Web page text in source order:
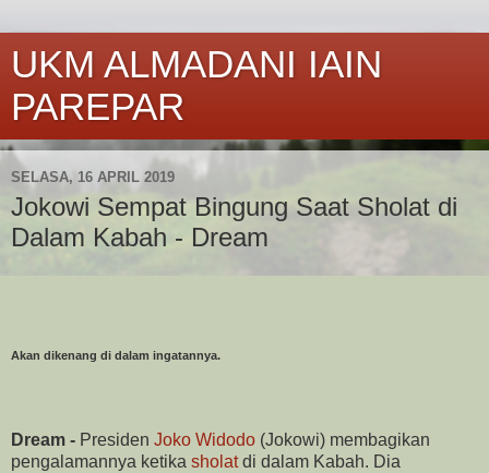
UKM ALMADANI IAIN
PAREPAR
SELASA, 16 APRIL 2019
Jokowi Sempat Bingung Saat Sholat di
Dalam Kabah - Dream
Akan dikenang di dalam ingatannya.
Dream - Presiden Joko Widodo (Jokowi) membagikan
pengalamannya ketika sholatdi dalam Kabah. Dia